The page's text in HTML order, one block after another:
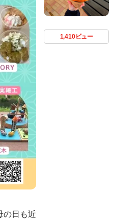
の日も近
1,410ビュー